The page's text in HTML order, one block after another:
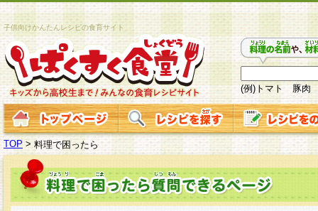
子供向けかんたんレシピの食育サイト
(例)トマト 豚肉
TOP >料理で困ったら